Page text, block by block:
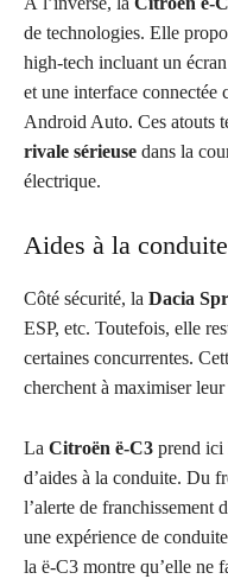
de technologies. Elle
high-tech incluant un
et une interface
Android Auto. Ces atouts
rivale sérieuse dans la
électrique.
Aides à la
Côté sécurité, la Dacia
ESP, etc. Toutefois, elle
certaines concurrentes.
cherchent à maximiser
La Citroën ë-C3 prend ici
d’aides à la conduite. Du
l’alerte de franchissement
une expérience de
la ë-C3 montre qu’elle ne